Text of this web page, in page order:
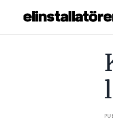
Hantera
KOPPLADE TV-PARET IN